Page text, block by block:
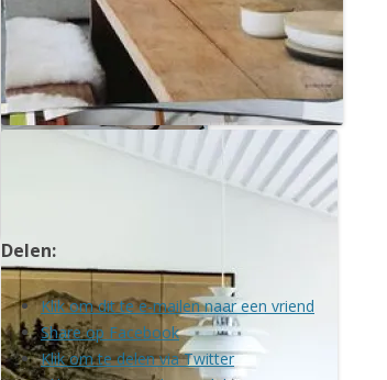
ARMIN WIRTH
Lamp ‘Artichoke’
Delen:
Klik om dit te e-mailen naar een vriend
Share op Facebook
Klik om te delen via Twitter